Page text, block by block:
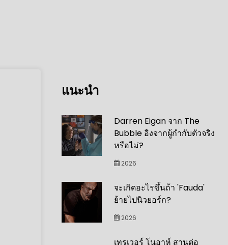
แนะนำ
Darren Eigan จาก The
Bubble อิงจากผู้กำกับตัวจริง
หรือไม่?
2026
จะเกิดอะไรขึ้นถ้า 'Fauda'
ย้ายไปนิวยอร์ก?
2026
เทรเวอร์ โนอาห์ สานต่อ